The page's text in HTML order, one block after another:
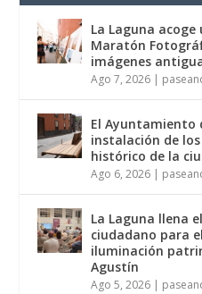
La Laguna
Maratón
imágenes
Ago 7, 2026 |
El Ayuntamiento
instalación de
histórico de la
Ago 6, 2026 |
La Laguna llena
ciudadano para
iluminación
Agustín
Ago 5, 2026 |